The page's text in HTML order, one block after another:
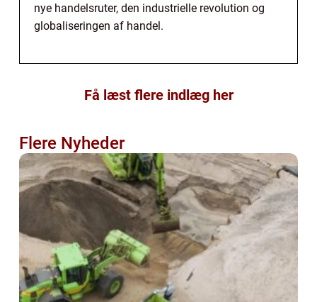
nye handelsruter, den industrielle revolution og
globaliseringen af handel.
Få læst flere indlæg her
Flere Nyheder